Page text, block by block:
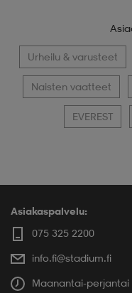
Urheilu & varusteet
Naisten vaatteet
EVEREST
Asiakaspalvelu:
075 325 2200
info.fi@stadium.fi
Maanantai-perjantai